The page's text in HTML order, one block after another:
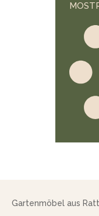
Gartenmöbel aus